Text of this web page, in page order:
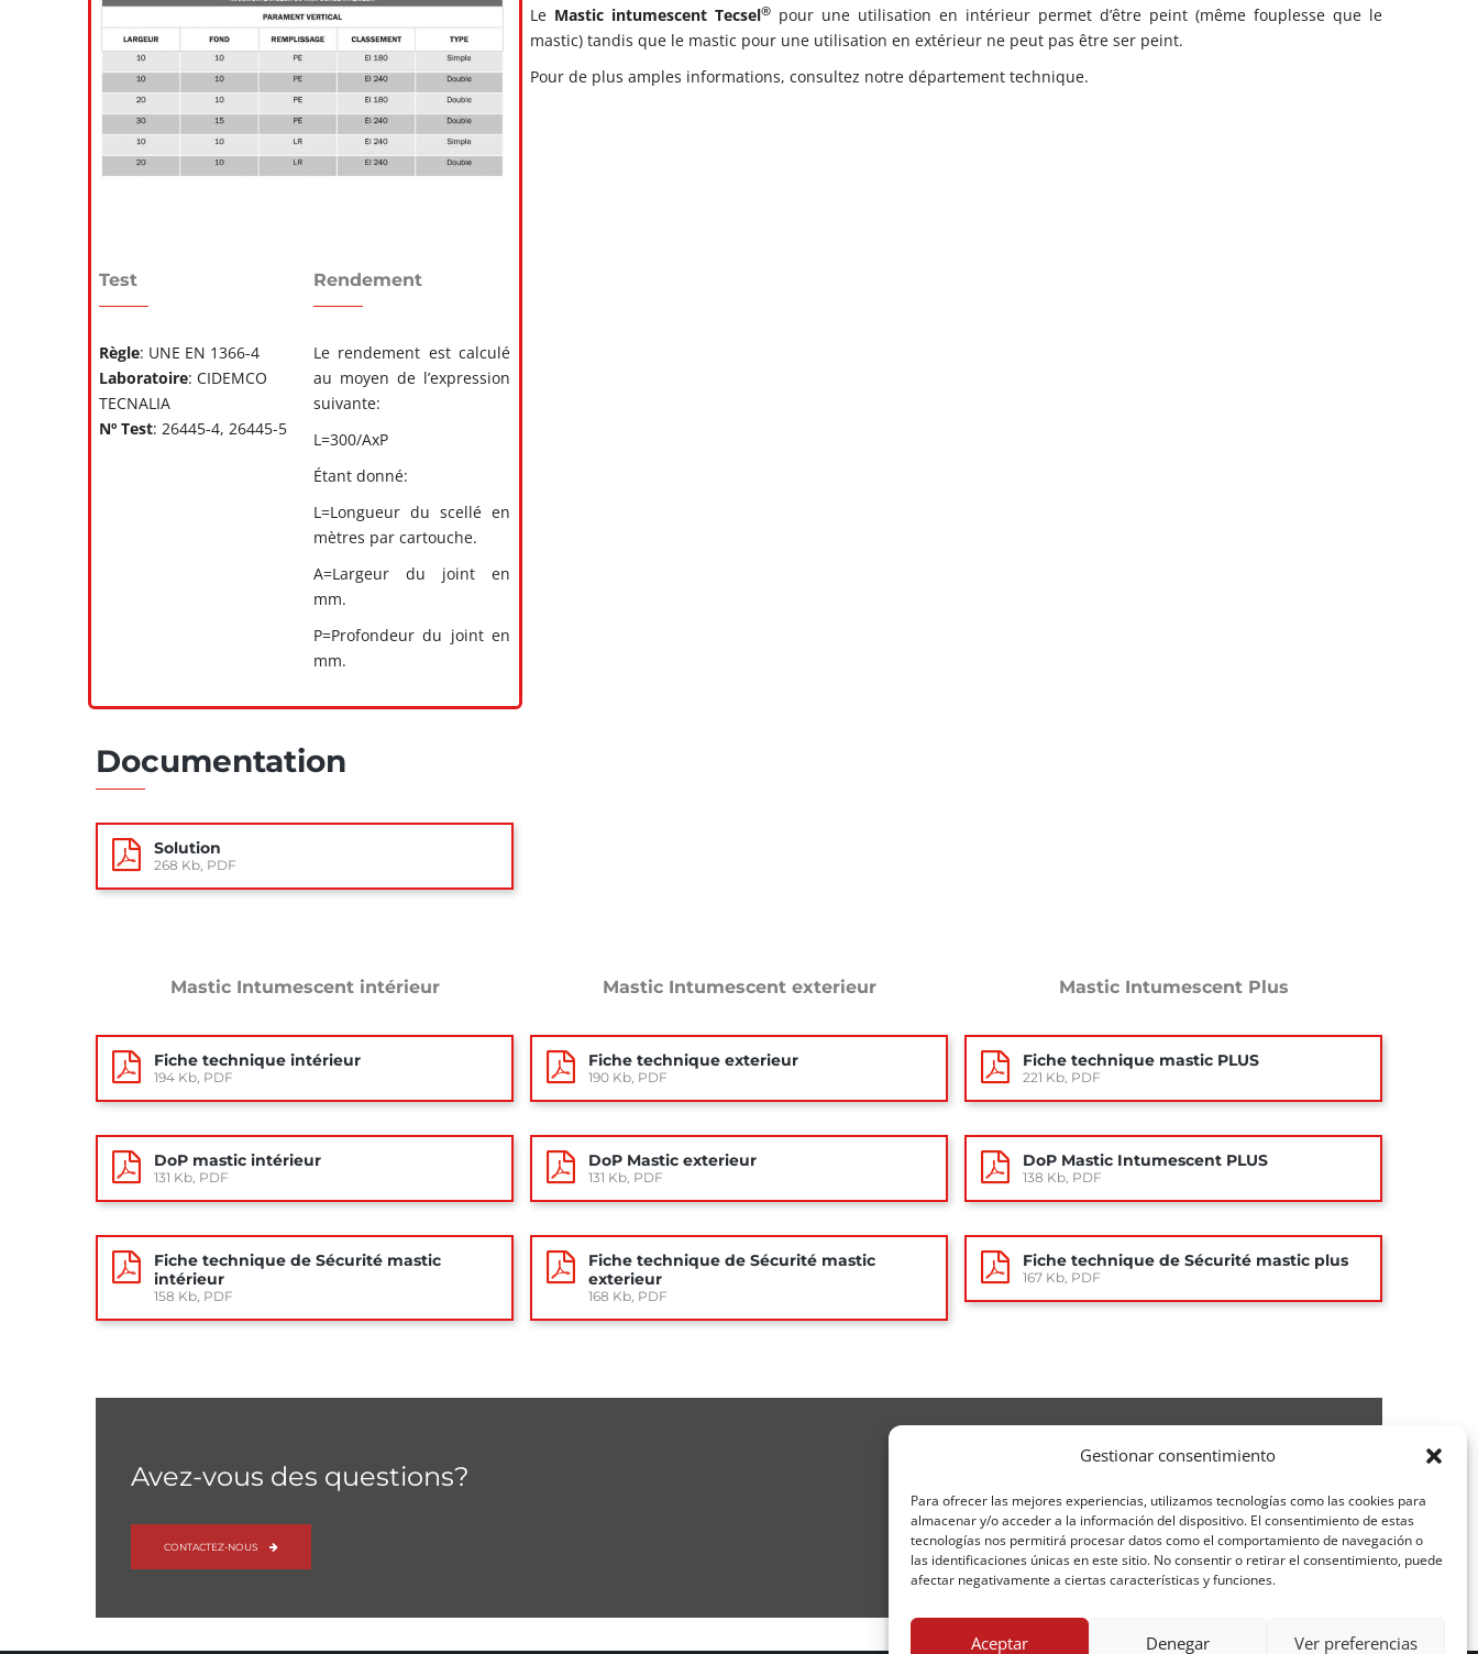
Gestionar consentimiento
Para ofrecer las mejores experiencias, utilizamos tecnologías como las cookies para
almacenar y/o acceder a la información del dispositivo. El consentimiento de estas
tecnologías nos permitirá procesar datos como el comportamiento de navegación o
las identificaciones únicas en este sitio. No consentir o retirar el consentimiento, puede
afectar negativamente a ciertas características y funciones.
Aceptar Denegar Ver preferencias
Test
Règle: UNE EN 1366-4
Laboratoire: CIDEMCO
TECNALIA
Nº Test: 26445-4, 26445-5
Rendement
Le rendement est calculé
au moyen de l’expression
suivante:
L=300/AxP
Étant donné:
L=Longueur du scellé en
mètres par cartouche.
A=Largeur du joint en
mm.
P=Profondeur du joint en
mm.
Le Mastic intumescent Tecsel® pour une utilisation en intérieur permet d’être peint (même fouplesse que le
mastic) tandis que le mastic pour une utilisation en extérieur ne peut pas être ser peint.
Pour de plus amples informations, consultez notre département technique.
Documentation
Solution
268 Kb, PDF
Mastic Intumescent intérieur Mastic Intumescent exterieur Mastic Intumescent Plus
Fiche technique intérieur
194 Kb, PDF
Fiche technique exterieur
190 Kb, PDF
Fiche technique mastic PLUS
221 Kb, PDF
DoP mastic intérieur
131 Kb, PDF
DoP Mastic exterieur
131 Kb, PDF
DoP Mastic Intumescent PLUS
138 Kb, PDF
Fiche technique de Sécurité mastic
intérieur
158 Kb, PDF
Fiche technique de Sécurité mastic
exterieur
168 Kb, PDF
Fiche technique de Sécurité mastic plus
167 Kb, PDF
Avez-vous des questions?
CONTACTEZ-NOUS